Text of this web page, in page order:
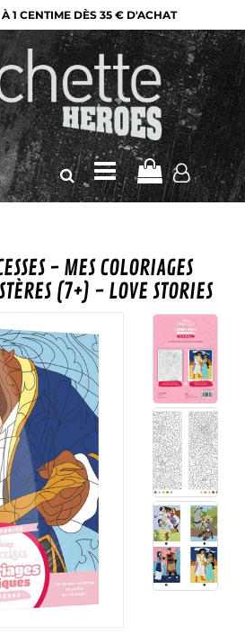
1 CENTIME DÈS 35 € D'ACHAT
- MES COLORIAGES
(7+) - LOVE STORIES